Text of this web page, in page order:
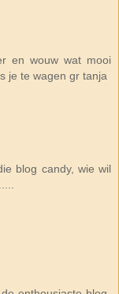
en wouw wat mooi
je te wagen gr tanja
blog candy, wie wil